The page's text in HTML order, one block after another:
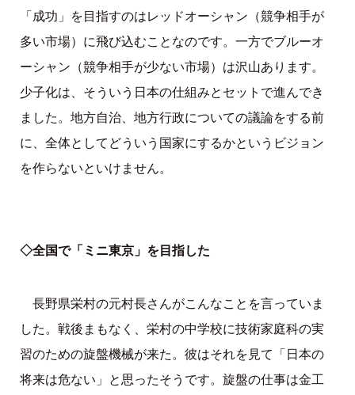
「成功」を目指すのはレッドオーシャン（競争相手が
多い市場）に飛び込むことなのです。一方でブルーオ
ーシャン（競争相手が少ない市場）は沢山あります。
少子化は、そういう日本の仕組みとセットで進んでき
ました。地方自治、地方行政についての議論をする前
に、全体としてどういう国家にするかというビジョン
を作らないといけません。
◇全国で「ミニ東京」を目指した
長野県栄村の元村長さんがこんなことを言っていま
した。戦後まもなく、栄村の中学校に技術家庭科の実
習のための旋盤機械が来た。彼はそれを見て「日本の
将来は危ない」と思ったそうです。旋盤の仕事は金工